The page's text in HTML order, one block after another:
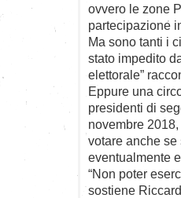
ovvero le zone
partecipazione
Ma sono tanti i
stato impedito
elettorale”
Eppure una
presidenti di
novembre
votare anche
eventualmente
“Non poter
sostiene